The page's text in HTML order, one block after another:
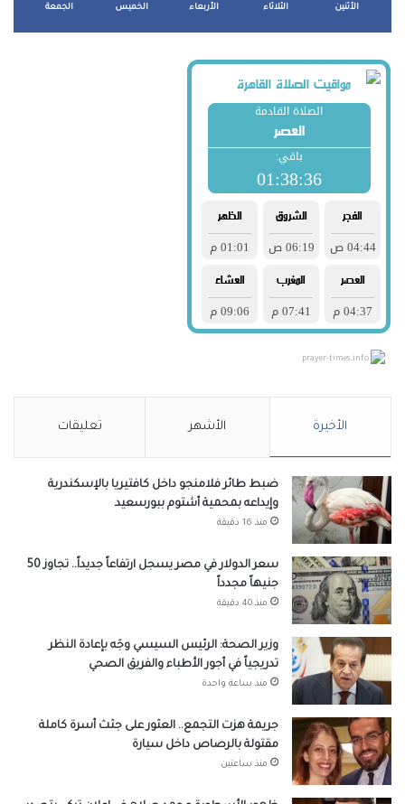
الأثنين الثلاثاء الأربعاء الخميس الجمعة
prayer-times.info
الأخيرة الأشهر تعليقات
ضبط طائر فلامنجو داخل كافتيريا بالإسكندرية
وإيداعه بمحمية أشتوم ببورسعيد
منذ 16 دقيقة
سعر الدولار في مصر يسجل ارتفاعاً جديداً.. تجاوز 50
جنيهاً مجدداً
منذ 40 دقيقة
وزير الصحة: الرئيس السيسي وجَه بإعادة النظر
تدريجياً في أجور الأطباء والفريق الصحي
منذ ساعة واحدة
جريمة هزت التجمع.. العثور على جثث أسرة كاملة
مقتولة بالرصاص داخل سيارة
منذ ساعتين